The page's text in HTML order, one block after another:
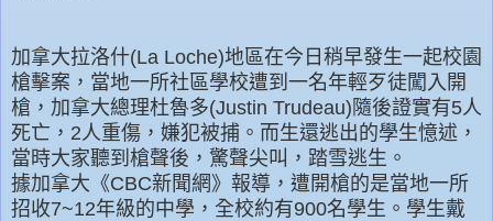
加拿大拉洛什(La Loche)地區在今日稍早發生一起校園
槍擊案，當地一所社區學校遭到一名年輕歹徒闖入開
槍，加拿大總理杜魯多(Justin Trudeau)隨後證實有5人
死亡，2人重傷，嫌犯被捕。而生還逃出的學生憶述，
當時大家聽到槍聲後，驚聲尖叫，踏雪逃生。
據加拿大《CBC新聞網》報導，遭開槍的是當地一所
招收7~12年級的中學，全校約有900名學生。學生戴